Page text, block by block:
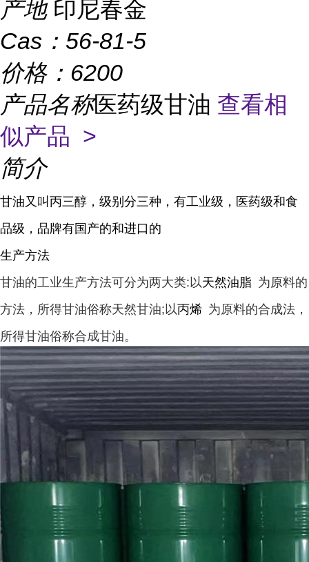
产地 印尼春金
Cas： 56-81-5
价格： 6200
产品名称医药级甘油 查看相
似产品 >
简介
甘油又叫丙三醇，级别分三种，有工业级，医药级和食
品级，品牌有国产的和进口的
生产方法
甘油的工业生产方法可分为两大类:以天然油脂 为原料的
方法，所得甘油俗称天然甘油;以丙烯 为原料的合成法，
所得甘油俗称合成甘油。